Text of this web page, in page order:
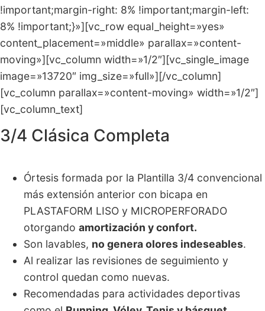
!important;margin-right: 8% !important;margin-left:
8% !important;}»][vc_row equal_height=»yes»
content_placement=»middle» parallax=»content-
moving»][vc_column width=»1/2″][vc_single_image
image=»13720″ img_size=»full»][/vc_column]
[vc_column parallax=»content-moving» width=»1/2″]
[vc_column_text]
3/4 Clásica Completa
Órtesis formada por la Plantilla 3/4 convencional
más extensión anterior con bicapa en
PLASTAFORM LISO y MICROPERFORADO
otorgando amortización y confort.
Son lavables, no genera olores indeseables.
Al realizar las revisiones de seguimiento y
control quedan como nuevas.
Recomendadas para actividades deportivas